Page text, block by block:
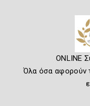
ONLINE
Όλα όσα αφορούν